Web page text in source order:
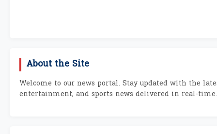
About the Site
Welcome to our news portal. Stay updated with the
entertainment, and sports news delivered in real-time.